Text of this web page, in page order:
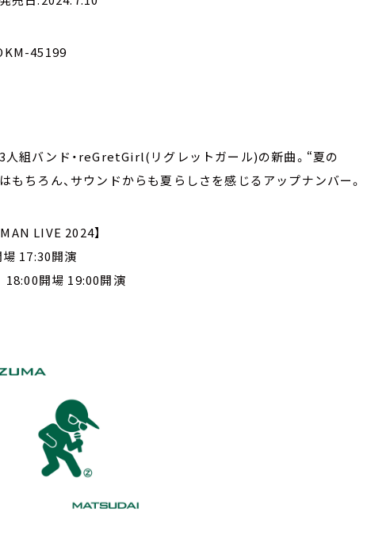
45199
組バンド・reGretGirl(リグレットガール)の新曲。“夏の
もちろん、サウンドからも夏らしさを感じるアップナンバー。
LIVE 2024】
17:30開演
開場 19:00開演